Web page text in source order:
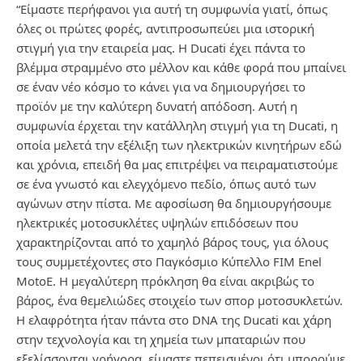
“Είμαστε περήφανοι για αυτή τη συμφωνία γιατί, όπως
όλες οι πρώτες φορές, αντιπροσωπεύει μια ιστορική
στιγμή για την εταιρεία μας. Η Ducati έχει πάντα το
βλέμμα στραμμένο στο μέλλον και κάθε φορά που μπαίνει
σε έναν νέο κόσμο το κάνει για να δημιουργήσει το
προϊόν με την καλύτερη δυνατή απόδοση. Αυτή η
συμφωνία έρχεται την κατάλληλη στιγμή για τη Ducati, η
οποία μελετά την εξέλιξη των ηλεκτρικών κινητήρων εδώ
και χρόνια, επειδή θα μας επιτρέψει να πειραματιστούμε
σε ένα γνωστό και ελεγχόμενο πεδίο, όπως αυτό των
αγώνων στην πίστα. Με αφοσίωση θα δημιουργήσουμε
ηλεκτρικές μοτοσυκλέτες υψηλών επιδόσεων που
χαρακτηρίζονται από το χαμηλό βάρος τους, για όλους
τους συμμετέχοντες στο Παγκόσμιο Κύπελλο FIM Enel
MotoE. Η μεγαλύτερη πρόκληση θα είναι ακριβώς το
βάρος, ένα θεμελιώδες στοιχείο των σπορ μοτοσυκλετών.
Η ελαφρότητα ήταν πάντα στο DNA της Ducati και χάρη
στην τεχνολογία και τη χημεία των μπαταριών που